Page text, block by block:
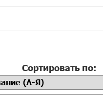
Сортировать по: